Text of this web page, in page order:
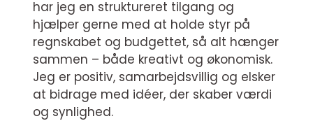
har jeg en struktureret tilgang og
hjælper gerne med at holde styr på
regnskabet og budgettet, så alt hænger
sammen – både kreativt og økonomisk.
Jeg er positiv, samarbejdsvillig og elsker
at bidrage med idéer, der skaber værdi
og synlighed.